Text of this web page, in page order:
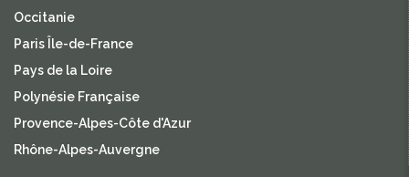
Occitanie
Paris Île-de-France
Pays de la Loire
Polynésie Française
Provence-Alpes-Côte d'Azur
Rhône-Alpes-Auvergne